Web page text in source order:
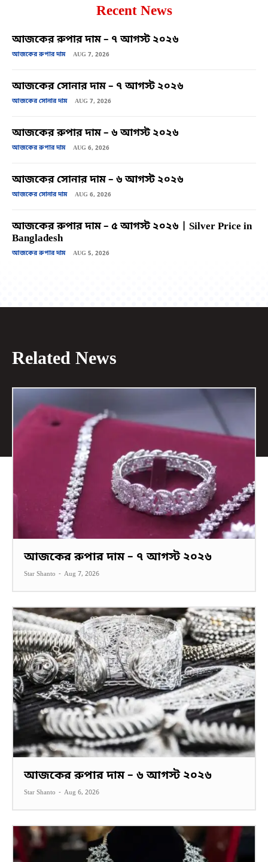
Recent News
আজকের রুপার দাম – ৭ আগস্ট ২০২৬
আজকের রুপার দাম AUG 7, 2026
আজকের সোনার দাম – ৭ আগস্ট ২০২৬
আজকের সোনার দাম AUG 7, 2026
আজকের রুপার দাম – ৬ আগস্ট ২০২৬
আজকের রুপার দাম AUG 6, 2026
আজকের সোনার দাম – ৬ আগস্ট ২০২৬
আজকের সোনার দাম AUG 6, 2026
আজকের রুপার দাম – ৫ আগস্ট ২০২৬ | Silver Price in
Bangladesh
আজকের রুপার দাম AUG 5, 2026
Related News
আজকের রুপার দাম – ৭ আগস্ট ২০২৬
Star Shanto - Aug 7, 2026
আজকের রুপার দাম – ৬ আগস্ট ২০২৬
Star Shanto - Aug 6, 2026